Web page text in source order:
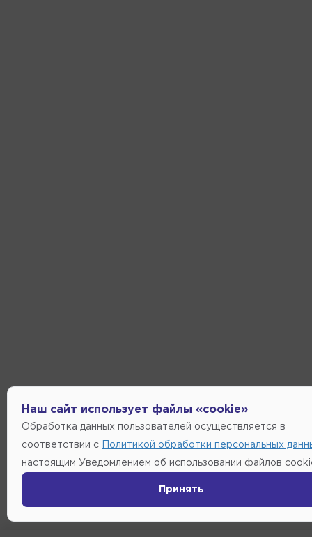
Наш сайт использует файлы «cookie»
Обработка данных пользователей осуществляется в
соответствии с Политикой обработки персональных
настоящим Уведомлением об использовании файлов
Принять